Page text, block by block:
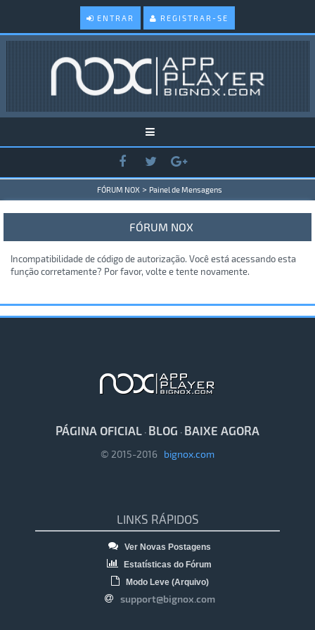
ENTRAR REGISTRAR-SE
FÓRUM NOX > Painel de Mensagens
FÓRUM NOX
Incompatibilidade de código de autorização. Você está acessando esta
função corretamente? Por favor, volte e tente novamente.
PÁGINA OFICIAL · BLOG · BAIXE AGORA
© 2015-2016 bignox.com
LINKS RÁPIDOS
Ver Novas Postagens
Estatísticas do Fórum
Modo Leve (Arquivo)
support@bignox.com